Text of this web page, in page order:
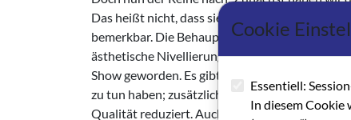
Das heißt nicht, dass sie besonders gut ist - im
bemerkbar. Die Behauptung der Volksnähe
ästhetische Nivellierung und Quotendenken.
Show geworden. Es gibt unzählige
zu tun haben; zusätzliche Reihen wurden
Qualität reduziert. Auch die Retrospektiven
Cookie
Essentiell:
In diesem